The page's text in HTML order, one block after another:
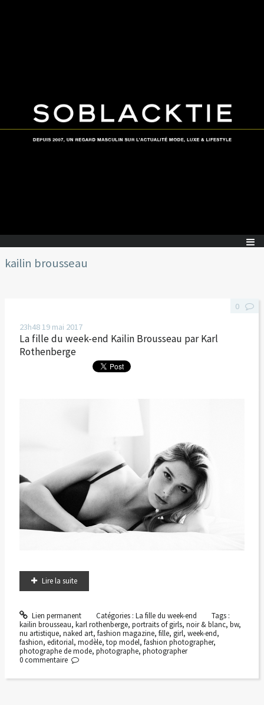
kailin brousseau
23h4819 mai 2017
La fille du week-end Kailin Brousseau par Karl
Rothenberge
Lire la suite
Lien permanent Catégories : La fille du week-end
Tags :
kailin brousseau, karl rothenberge, portraits of girls, noir & blanc, bw,
nu artistique, naked art, fashion magazine, fille, girl, week-end,
fashion, editorial, modèle, top model, fashion photographer,
photographe de mode, photographe, photographer
0
0 commentaire